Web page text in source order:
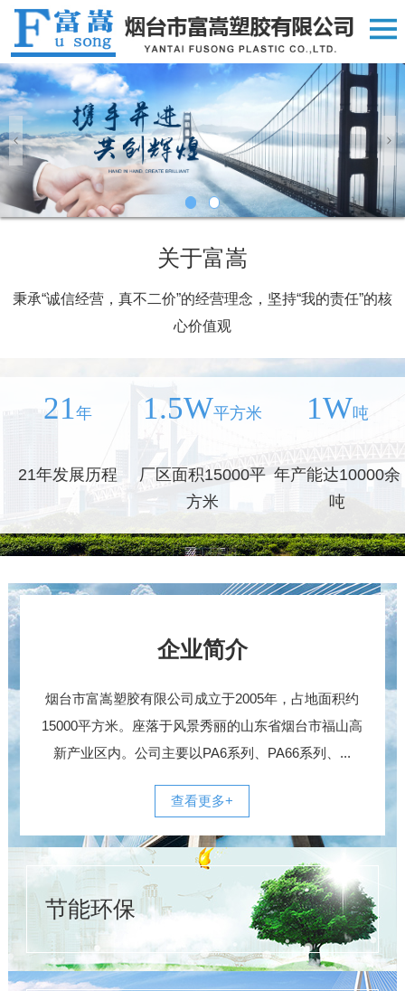
关于富嵩
秉承“诚信经营，真不二价”的经营理念，坚持“我的责任”的核
心价值观
21年
21年发展历程
1.5W平方米
厂区面积15000平
方米
1W吨
年产能达10000余
吨
企业简介
烟台市富嵩塑胶有限公司成立于2005年，占地面积约
15000平方米。座落于风景秀丽的山东省烟台市福山高
新产业区内。公司主要以PA6系列、PA66系列、...
查看更多+
节能环保